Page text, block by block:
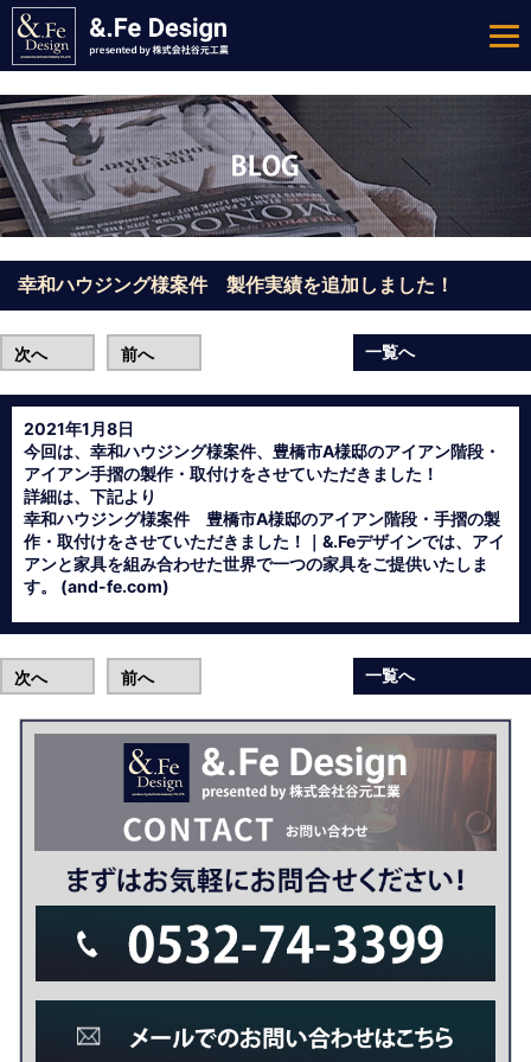
幸和ハウジング様案件 製作実績を追加しました！
次へ 前へ 一覧へ
2021年1月8日
今回は、幸和ハウジング様案件、豊橋市A様邸のアイアン階段・
アイアン手摺の製作・取付けをさせていただきました！
詳細は、下記より
幸和ハウジング様案件 豊橋市A様邸のアイアン階段・手摺の製
作・取付けをさせていただきました！｜&.Feデザインでは、アイ
アンと家具を組み合わせた世界で一つの家具をご提供いたしま
す。 (and-fe.com)
次へ 前へ 一覧へ